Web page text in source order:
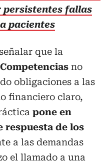
persistentes fallas
pacientes
que la
no
obligaciones a las
financiero claro,
pone en
respuesta de los
a las demandas
el llamado a una